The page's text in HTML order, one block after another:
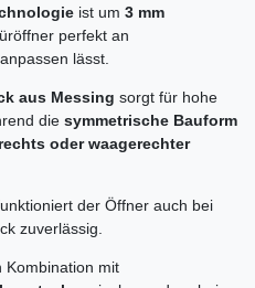
ist um 3 mm
perfekt an
lässt.
aus Messing sorgt für hohe
die symmetrische Bauform
oder waagerechter
der Öffner auch bei
zuverlässig.
Kombination mit